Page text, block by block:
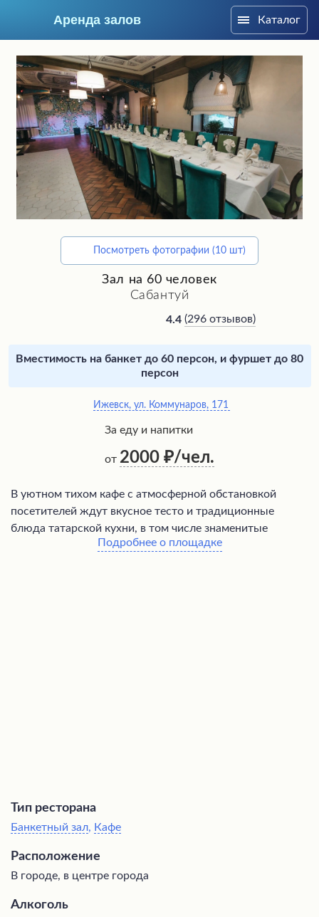
Аренда залов
Подберите мне зал
Каталог
Посмотреть фотографии (10 шт)
Зал на 60 человек
Сабантуй
4.4 (296 отзывов)
Вместимость на банкет до 60 персон, и фуршет до 80
персон
Ижевск, ул. Коммунаров, 171
За еду и напитки
от 2000 /чел.
В уютном тихом кафе с атмосферной обстановкой
посетителей ждут вкусное тесто и традиционные
блюда татарской кухни, в том числе знаменитые
кыстыбый и татарский чай. Внимательный и вежливый
Подробнее о площадке
Тип ресторана
Банкетный зал, Кафе
Расположение
В городе, в центре города
Алкоголь